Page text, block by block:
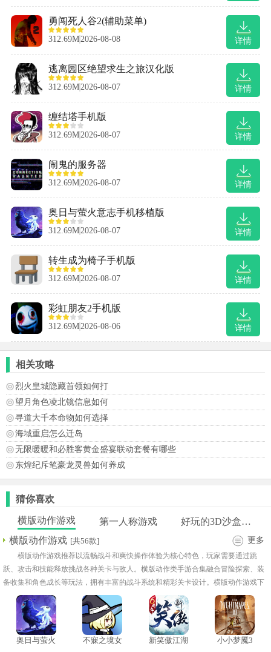
详情
勇闯死人谷2(辅助菜单)
312.69M2026-08-08
详情
逃离园区绝望求生之旅汉化版
312.69M2026-08-07
详情
缠结塔手机版
312.69M2026-08-07
详情
闹鬼的服务器
312.69M2026-08-07
详情
奥日与萤火意志手机移植版
312.69M2026-08-07
详情
转生成为椅子手机版
312.69M2026-08-07
详情
彩虹朋友2手机版
312.69M2026-08-06
相关攻略
烈火皇城隐藏首领如何打
望月角色凌北镜信息如何
寻道大千本命物如何选择
海域重启怎么迁岛
无限暖暖和必胜客黄金盛宴联动套餐有哪些
东煌纪斥笔豪龙灵兽如何养成
猜你喜欢
横版动作游戏 第一人称游戏
好玩的3D沙盒游戏大全
横版动作游戏 [共56款] 更多
横版动作游戏推荐以流畅战斗和爽快操作体验为核心特色，玩家需要通过跳
跃、攻击和技能释放挑战各种关卡与敌人。横版动作类手游合集融合冒险探索、装
备收集和角色成长等玩法，拥有丰富的战斗系统和精彩关卡设计。横版动作游戏下
载大全适合喜欢操作挑战和热血战斗的玩家。
奥日与萤火
不寐之境女
新笑傲江湖
小小梦魇3